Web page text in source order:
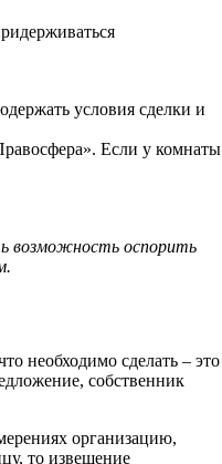
условия сделки и
Если у комнаты
возможность оспорить
необходимо сделать – это
собственник
организацию,
то извещение